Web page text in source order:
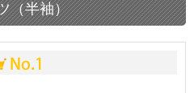
（半袖）